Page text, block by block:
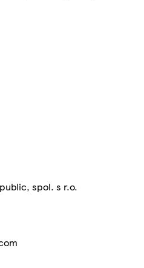
spol. s r.o.